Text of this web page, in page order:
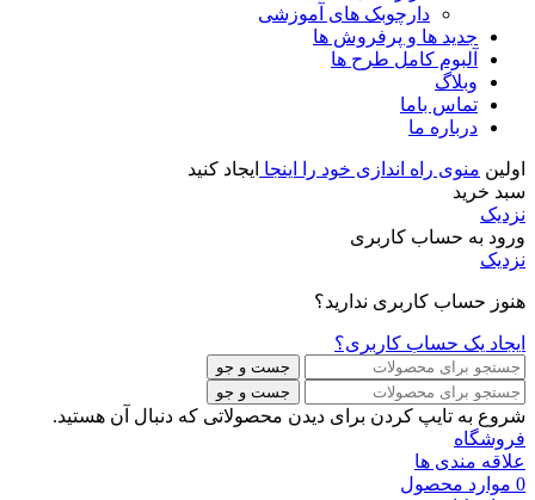
دارچوبک های آموزشی
جدید ها و پرفروش ها
آلبوم کامل طرح ها
وبلاگ
تماس باما
درباره ما
اولین منوی راه اندازی خود را اینجا ایجاد کنید
سبد خرید
نزدیک
ورود به حساب کاربری
نزدیک
هنوز حساب کاربری ندارید؟
ایجاد یک حساب کاربری؟
جست و جو
جست و جو
شروع به تایپ کردن برای دیدن محصولاتی که دنبال آن هستید.
فروشگاه
علاقه مندی ها
0 موارد محصول